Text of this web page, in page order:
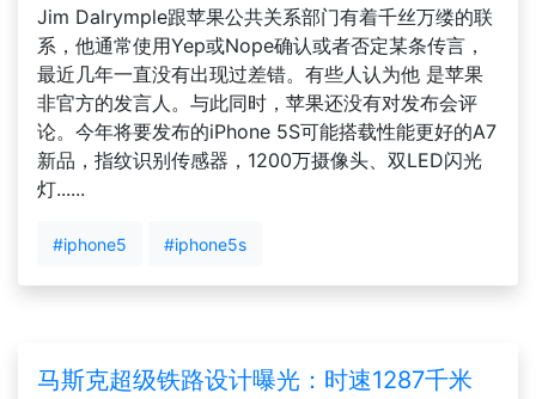
Jim Dalrymple跟苹果公共关系部门有着千丝万缕的联
系，他通常使用Yep或Nope确认或者否定某条传言，
最近几年一直没有出现过差错。有些人认为他 是苹果
非官方的发言人。与此同时，苹果还没有对发布会评
论。今年将要发布的iPhone 5S可能搭载性能更好的A7
新品，指纹识别传感器，1200万摄像头、双LED闪光
灯......
#iphone5 #iphone5s
马斯克超级铁路设计曝光：时速1287千米